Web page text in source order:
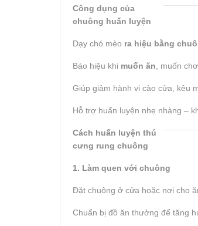
Công dụng của
chuông huấn luyện
Dạy chó mèo ra hiệu bằng
Báo hiệu khi muốn ăn , muốn
Giúp giảm hành vi cào cửa, kêu
Hỗ trợ huấn luyện nhẹ nhàng –
Cách huấn luyện thú
cưng rung chuông
1. Làm quen với chuông
Đặt chuông ở cửa hoặc nơi cho
Chuẩn bị đồ ăn thưởng để tăng